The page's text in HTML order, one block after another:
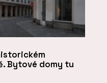
Bytové domy tu